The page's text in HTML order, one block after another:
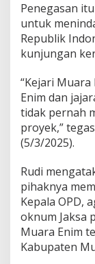
Penegasan
untuk
Republik
kunjungan
“Kejari
Enim dan
tidak pernah
proyek,”
(5/3/2025).
Rudi
pihaknya
Kepala OPD,
oknum Jaksa
Muara Enim
Kabupaten